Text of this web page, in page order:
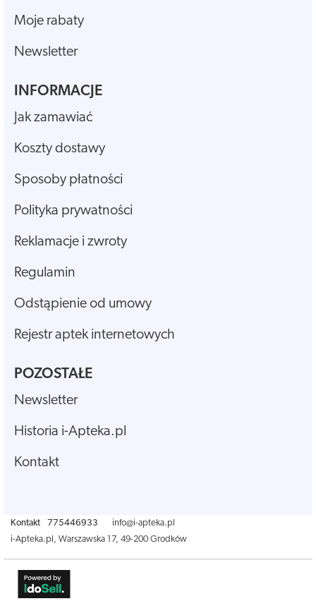
Moje rabaty
Newsletter
INFORMACJE
Jak zamawiać
Koszty dostawy
Sposoby płatności
Polityka prywatności
Reklamacje i zwroty
Regulamin
Odstąpienie od umowy
Rejestr aptek internetowych
POZOSTAŁE
Newsletter
Historia i-Apteka.pl
Kontakt
Kontakt 775446933
info@i-apteka.pl
i-Apteka.pl , Warszawska 17, 49-200 Grodków